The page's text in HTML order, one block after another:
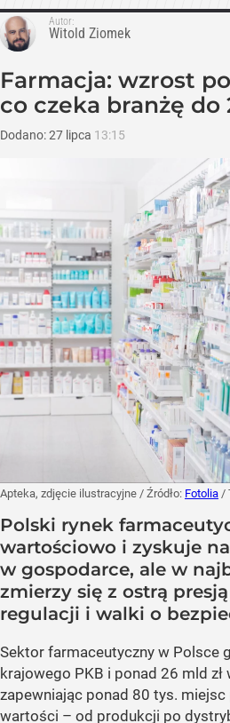
Autor:
Witold Ziomek
Farmacja: wzrost
co czeka branżę do
Dodano:27 lipca 13:15
Apteka, zdjęcie ilustracyjne / Źródło: Fotolia /
Polski rynek
wartościowo i zyskuje
w gospodarce, ale w
zmierzy się z ostrą
regulacji i walki o
Sektor farmaceutyczny w Polsce
krajowego PKB i ponad 26 mld
zapewniając ponad 80 tys. miejsc
wartości – od produkcji po